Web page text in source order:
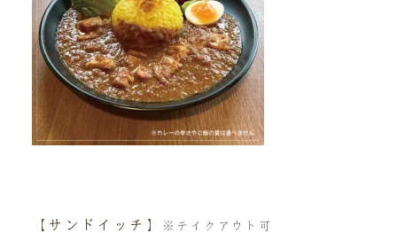
【サンドイッチ】 ※テイクアウト可